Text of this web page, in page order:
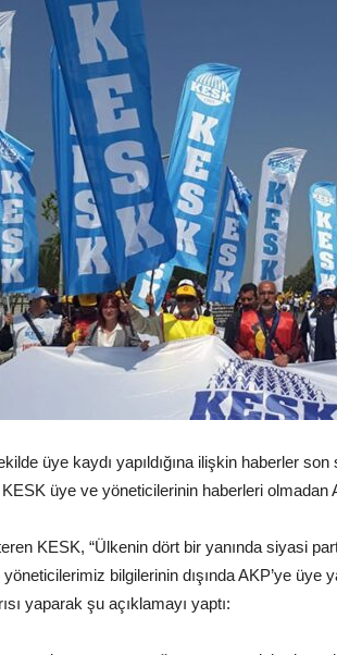
üye kaydı yapıldığına ilişkin haberler
üye ve yöneticilerinin haberleri olmadan
KESK, “Ülkenin dört bir yanında siyasi
bilgilerinin dışında AKP’ye üye
yaparak şu açıklamayı yaptı: